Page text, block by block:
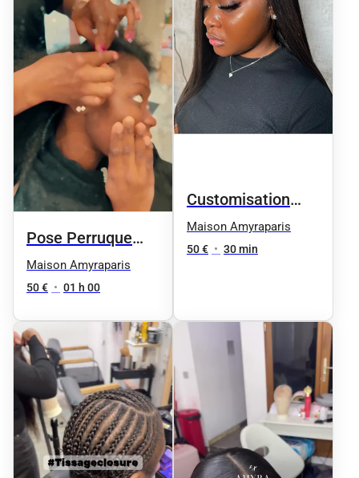
Pose Perruque
Classique
Maison Amyraparis
50 € • 01 h 00
Customisation
Lace Frontale
Maison Amyraparis
50 € • 30 min